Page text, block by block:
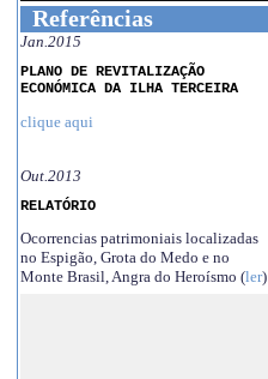
Referências
Jan.2015
PLANO DE REVITALIZAÇÃO
ECONÓMICA DA ILHA TERCEIRA
clique aqui
Out.2013
RELATÓRIO
Ocorrencias patrimoniais localizadas
no Espigão, Grota do Medo e no
Monte Brasil, Angra do Heroísmo (ler)